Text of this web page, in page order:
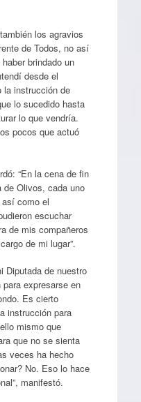
los agravios
de Todos, no así
brindado un
desde el
la instrucción de
lo sucedido hasta
lo que vendría.
pocos que actuó
“En la cena de fin
de Olivos, cada uno
como el
escuchar
de mis compañeros
de mi lugar”.
Diputada de nuestro
expresarse en
Es cierto
instrucción para
mismo que
que no se sienta
veces ha hecho
No. Eso lo hace
manifestó.